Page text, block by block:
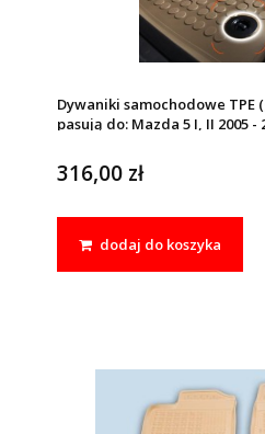
Dywaniki samochodowe TPE
pasują do: Mazda 5 I, II 2005 -
316,00 zł
dodaj do koszyka